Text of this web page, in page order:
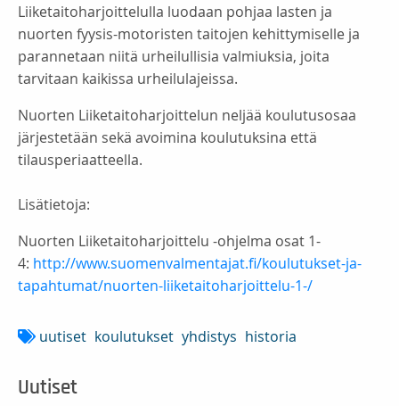
Liiketaitoharjoittelulla luodaan pohjaa lasten ja
nuorten fyysis-motoristen taitojen kehittymiselle ja
parannetaan niitä urheilullisia valmiuksia, joita
tarvitaan kaikissa urheilulajeissa.
Nuorten Liiketaitoharjoittelun neljää koulutusosaa
järjestetään sekä avoimina koulutuksina että
tilausperiaatteella.
Lisätietoja:
Nuorten Liiketaitoharjoittelu -ohjelma osat 1-
4: http://www.suomenvalmentajat.fi/koulutukset-ja-
tapahtumat/nuorten-liiketaitoharjoittelu-1-/
uutiset koulutukset yhdistys historia
Uutiset